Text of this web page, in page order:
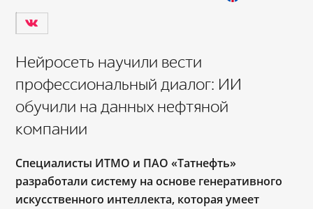
Нейросеть научили вести
профессиональный диалог: ИИ
обучили на данных нефтяной
компании
Специалисты ИТМО и ПАО «Татнефть»
разработали систему на основе генеративного
искусственного интеллекта, которая умеет